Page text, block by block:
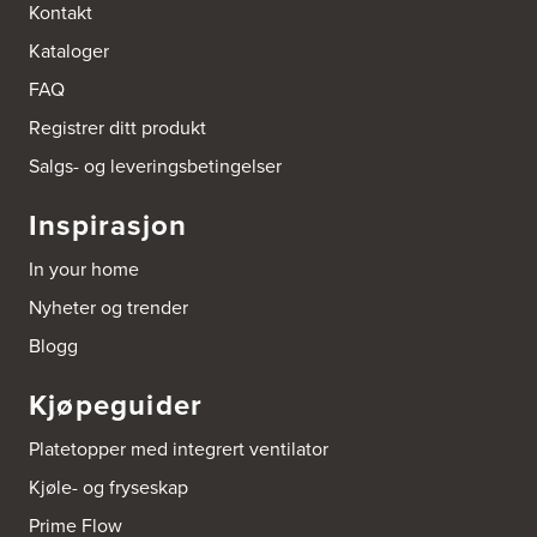
Bokhylle-Spesialisten AS
3414 Lierstranda
Boligleverandøren Karmøy AS
Postboks 213
4296 Åkrehamn
http://www.interiormesteren.no
Bonaparte Interiør AS
Borgenveien 66
Tel.:
Borge butikk AS
Sundemoen Næringspark
Power Hokksund
3300 Hokksund
Tel.:32-700000
http://www.expert.no
Kontakt
Kataloger
FAQ
Registrer ditt produkt
Salgs- og leveringsbetingelser
Inspirasjon
In your home
Nyheter og trender
Blogg
Kjøpeguider
Platetopper med integrert ventilator
Kjøle- og fryseskap
Prime Flow